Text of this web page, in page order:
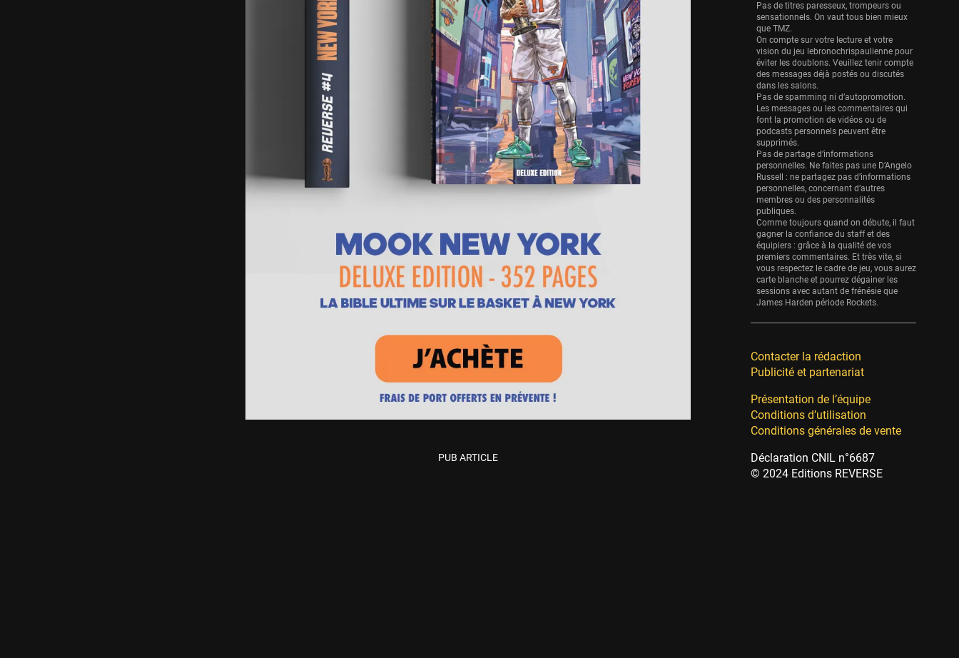
PUB ARTICLE
Eurobasket
25 sessions
Detroit Pistons
25 sessions
Brooklyn Nets
24 sessions
Sacramento Kings
24 sessions
Utah Jazz
22 sessions
Toronto Raptors
18 sessions
REVERSE
11 sessions
Bleues
Pas de titres paresseux, trompeurs ou
sensationnels. On vaut tous bien mieux
que TMZ.
On compte sur votre lecture et votre
vision du jeu lebronochrispaulienne pour
éviter les doublons. Veuillez tenir compte
des messages déjà postés ou discutés
dans les salons.
Pas de spamming ni d’autopromotion.
Les messages ou les commentaires qui
font la promotion de vidéos ou de
podcasts personnels peuvent être
supprimés.
Pas de partage d’informations
personnelles. Ne faites pas une D’Angelo
Russell : ne partagez pas d’informations
personnelles, concernant d’autres
membres ou des personnalités
publiques.
Comme toujours quand on débute, il faut
gagner la confiance du staff et des
équipiers : grâce à la qualité de vos
premiers commentaires. Et très vite, si
vous respectez le cadre de jeu, vous aurez
carte blanche et pourrez dégainer les
sessions avec autant de frénésie que
James Harden période Rockets.
Contacter la rédaction
Publicité et partenariat
Présentation de l’équipe
Conditions d’utilisation
Conditions générales de vente
Déclaration CNIL n°6687
© 2024 Editions REVERSE